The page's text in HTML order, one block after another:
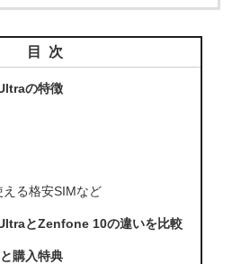
目次
の特徴
る格安SIMなど
とZenfone 10の違いを比較
購入特典